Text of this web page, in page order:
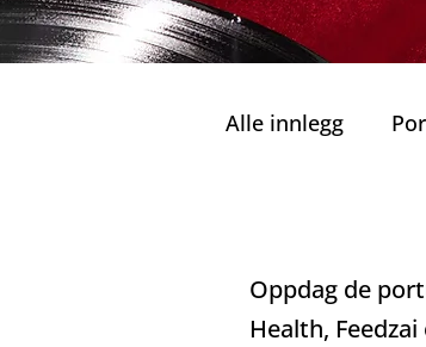
Alle innlegg
Ansvarlig
Oppdag de
Health,